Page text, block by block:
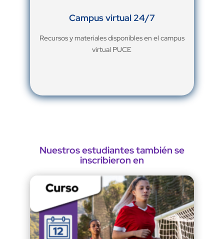
Campus virtual 24/7
Recursos y materiales disponibles en el campus
virtual PUCE
Nuestros estudiantes también se
inscribieron en